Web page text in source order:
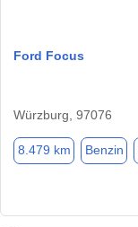
Ford Focus
Würzburg, 97076
8.479 km Benzin